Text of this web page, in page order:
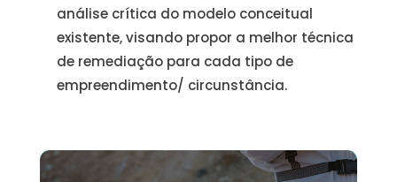
análise crítica do modelo conceitual
existente, visando propor a melhor técnica
de remediação para cada tipo de
empreendimento/ circunstância.